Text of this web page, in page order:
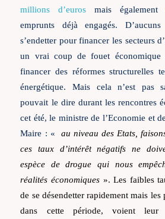
millions d’euros mais également
emprunts déjà engagés.
s’endetter pour financer les secteurs
un vrai coup de fouet
financer des réformes structurelles
énergétique. Mais cela n’est pas
pouvait le dire durant les rencontres
cet été, le ministre de l’Economie et
Maire : «
au niveau des Etats,
ces taux d’intérêt négatifs ne
espèce de drogue qui nous
réalités économiques ». Les faibles
de se désendetter rapidement mais les
dans cette période, voient leur